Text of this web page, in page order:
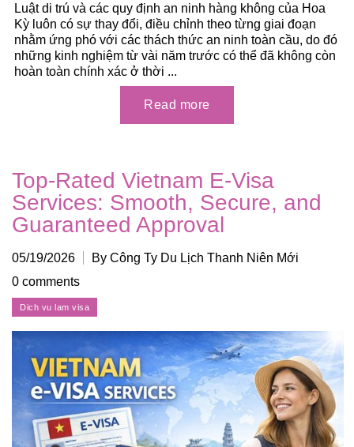
Luật di trú và các quy định an ninh hàng không của Hoa
Kỳ luôn có sự thay đổi, điều chỉnh theo từng giai đoạn
nhằm ứng phó với các thách thức an ninh toàn cầu, do đó
những kinh nghiệm từ vài năm trước có thể đã không còn
hoàn toàn chính xác ở thời ...
Top-Rated Vietnam E-Visa
Services: Smooth, Secure, and
Guaranteed Approval
05/19/2026
By Công Ty Du Lịch Thanh Niên Mới
0 comments